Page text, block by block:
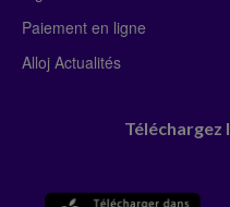
Paiement en ligne
Alloj Actualités